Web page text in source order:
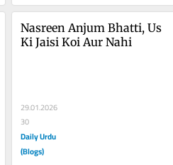
Nasreen Anjum Bhatti, Us
Ki Jaisi Koi Aur Nahi
29.01.2026
30
Daily Urdu
(Blogs)